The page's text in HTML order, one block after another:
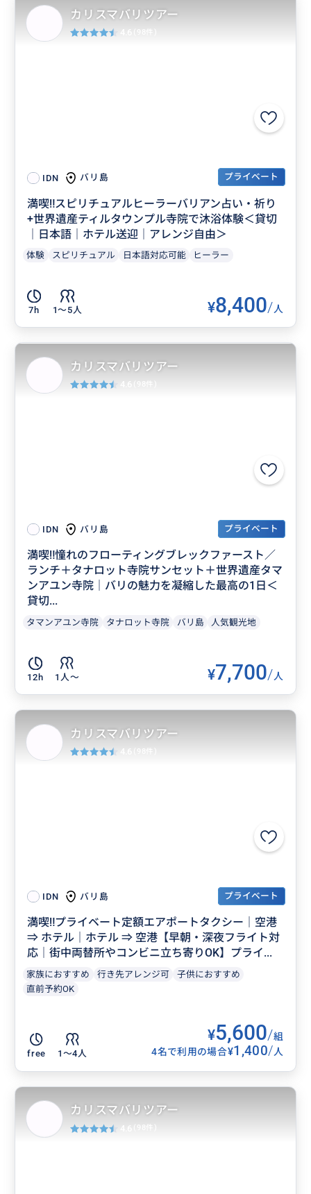
IDN バリ島 プライベート
満喫‼️スピリチュアルヒーラーバリアン占い・祈り
+世界遺産ティルタウンプル寺院で沐浴体験＜貸切
｜日本語｜ホテル送迎｜アレンジ自由＞
体験 スピリチュアル 日本語対応可能 ヒーラー
7h 1〜5人 ¥8,400/人
カリスマバリツアー
4.6 (98件)
IDN バリ島 プライベート
満喫‼️憧れのフローティングブレックファースト／
ランチ＋タナロット寺院サンセット＋世界遺産タマ
ンアユン寺院｜バリの魅力を凝縮した最高の1日＜
貸切...
タマンアユン寺院 タナロット寺院 バリ島 人気観光地
12h 1人〜 ¥7,700/人
カリスマバリツアー
4.6 (98件)
IDN バリ島 プライベート
満喫‼️プライベート定額エアポートタクシー｜空港
⇒ ホテル｜ホテル ⇒ 空港【早朝・深夜フライト対
応｜街中両替所やコンビニ立ち寄りOK】プライ...
家族におすすめ 行き先アレンジ可
子供におすすめ
直前予約OK
free 1〜4人
¥5,600/組
4名で利用の場合¥1,400/人
カリスマバリツアー
4.6 (98件)
カリスマバリツアー
4.6 (98件)